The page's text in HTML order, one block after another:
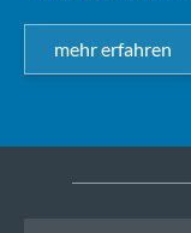
mehr erfahren